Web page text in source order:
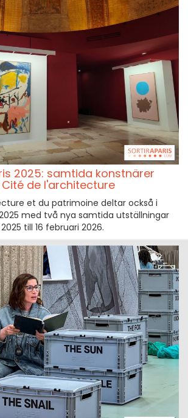
2025: samtida konstnärer
de l'architecture
et du patrimoine deltar också i
2025 med två nya samtida utställningar
till 16 februari 2026.